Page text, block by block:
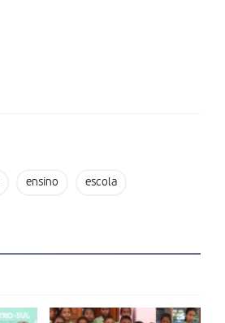
ensino escola